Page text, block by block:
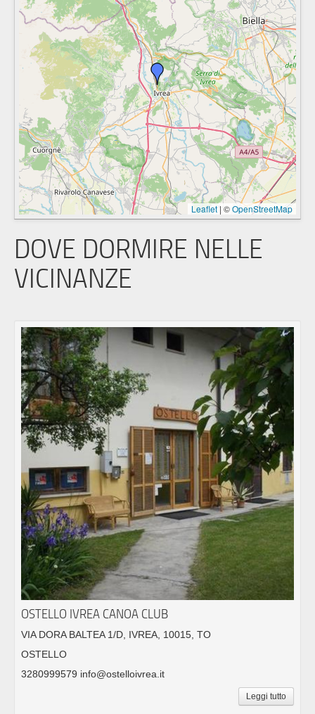
Leaflet | ©OpenStreetMap
DOVE DORMIRE NELLE
VICINANZE
OSTELLO IVREA CANOA CLUB
VIA DORA BALTEA 1/D, IVREA, 10015, TO
OSTELLO
3280999579 info@ostelloivrea.it
Leggi tutto